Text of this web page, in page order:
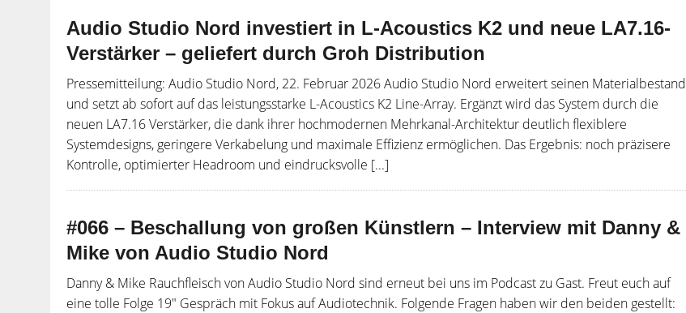
Audio Studio Nord investiert in L-Acoustics K2 und neue LA7.16-
Verstärker – geliefert durch Groh Distribution
Pressemitteilung: Audio Studio Nord, 22. Februar 2026 Audio Studio Nord erweitert seinen Materialbestand
und setzt ab sofort auf das leistungsstarke L-Acoustics K2 Line-Array. Ergänzt wird das System durch die
neuen LA7.16 Verstärker, die dank ihrer hochmodernen Mehrkanal-Architektur deutlich flexiblere
Systemdesigns, geringere Verkabelung und maximale Effizienz ermöglichen. Das Ergebnis: noch präzisere
Kontrolle, optimierter Headroom und eindrucksvolle [...]
#066 – Beschallung von großen Künstlern – Interview mit Danny &
Mike von Audio Studio Nord
Danny & Mike Rauchfleisch von Audio Studio Nord sind erneut bei uns im Podcast zu Gast. Freut euch auf
eine tolle Folge 19″ Gespräch mit Fokus auf Audiotechnik. Folgende Fragen haben wir den beiden gestellt: